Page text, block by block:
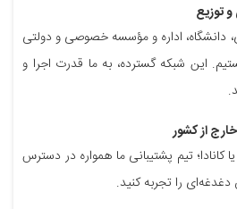
دانشگاه، اداره و مؤسسه خصوصی و دولتی
این شبکه گسترده، به ما قدرت اجرا و
کانادا؛ تیم پشتیبانی ما همواره در دسترس
را تجربه کنید.